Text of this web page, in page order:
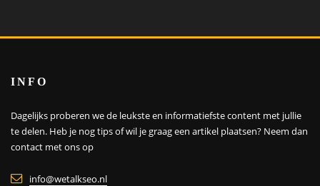
INFO
Dagelijks proberen we de leukste en informatiefste content met jullie
te delen. Heb je nog tips of wil je graag een artikel plaatsen? Neem dan
contact met ons op
info@wetalkseo.nl